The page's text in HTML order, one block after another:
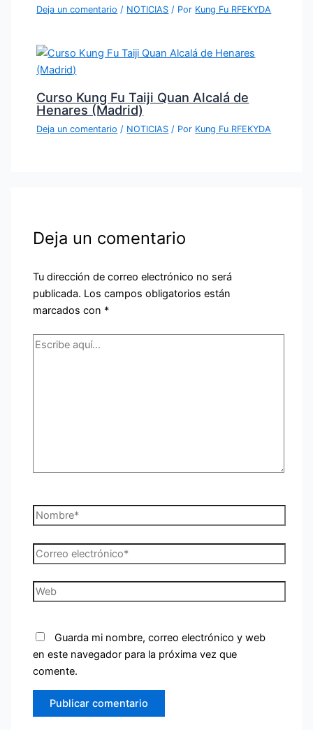
Deja un comentario / NOTICIAS / Por Kung Fu RFEKYDA
Curso Kung Fu Taiji Quan Alcalá de
Henares (Madrid)
Deja un comentario / NOTICIAS / Por Kung Fu RFEKYDA
Deja un comentario
Tu dirección de correo electrónico no será
publicada. Los campos obligatorios están
marcados con *
Escribe
Nombre*
Correo
electrónico*
Web
Guarda mi nombre, correo electrónico y web
en este navegador para la próxima vez que
comente.